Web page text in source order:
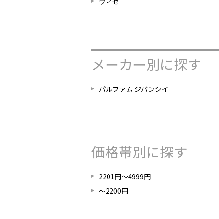
メーカー別に探す
パルファム ジバンシイ
価格帯別に探す
2201円～4999円
～2200円